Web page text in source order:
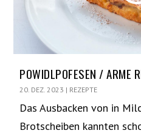
POWIDLPOFESEN / ARME
20. DEZ. 2023 | REZEPTE
Das Ausbacken von in
Brotscheiben kannten